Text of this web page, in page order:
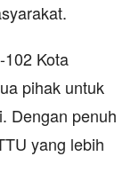
Kota
pihak untuk
Dengan penuh
yang lebih